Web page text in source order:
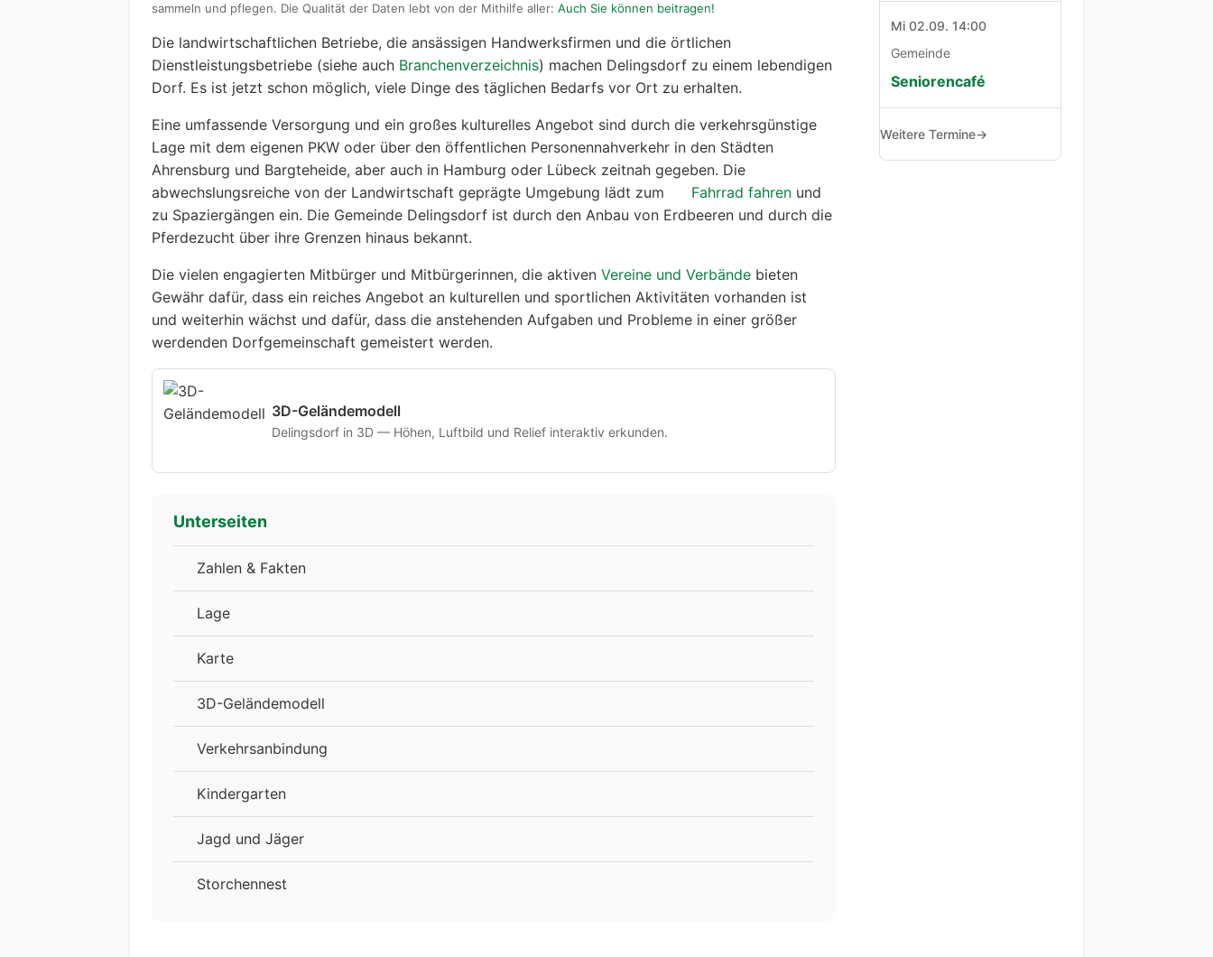
sammeln und pflegen. Die Qualität der Daten lebt von der Mithilfe aller: Auch Sie können beitragen!
Die landwirtschaftlichen Betriebe, die ansässigen Handwerksfirmen und die örtlichen
Dienstleistungsbetriebe (siehe auch Branchenverzeichnis) machen Delingsdorf zu einem lebendigen
Dorf. Es ist jetzt schon möglich, viele Dinge des täglichen Bedarfs vor Ort zu erhalten.
Eine umfassende Versorgung und ein großes kulturelles Angebot sind durch die verkehrsgünstige
Lage mit dem eigenen PKW oder über den öffentlichen Personennahverkehr in den Städten
Ahrensburg und Bargteheide, aber auch in Hamburg oder Lübeck zeitnah gegeben. Die
abwechslungsreiche von der Landwirtschaft geprägte Umgebung lädt zum
Fahrrad fahren und
zu Spaziergängen ein. Die Gemeinde Delingsdorf ist durch den Anbau von Erdbeeren und durch die
Pferdezucht über ihre Grenzen hinaus bekannt.
Die vielen engagierten Mitbürger und Mitbürgerinnen, die aktiven Vereine und Verbände bieten
Gewähr dafür, dass ein reiches Angebot an kulturellen und sportlichen Aktivitäten vorhanden ist
und weiterhin wächst und dafür, dass die anstehenden Aufgaben und Probleme in einer größer
werdenden Dorfgemeinschaft gemeistert werden.
3D-Geländemodell
Delingsdorf in 3D — Höhen, Luftbild und Relief interaktiv erkunden.
Unterseiten
Zahlen & Fakten
Lage
Karte
3D-Geländemodell
Verkehrsanbindung
Kindergarten
Jagd und Jäger
Storchennest
Mi 02.09. 14:00
Gemeinde
Seniorencafé
Weitere Termine→